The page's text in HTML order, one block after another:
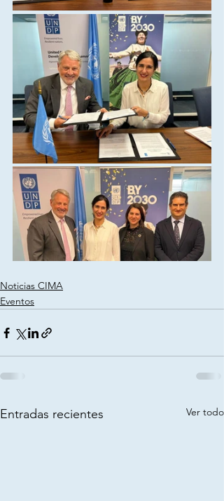
Noticias CIMA
Eventos
Entradas recientes Ver todo